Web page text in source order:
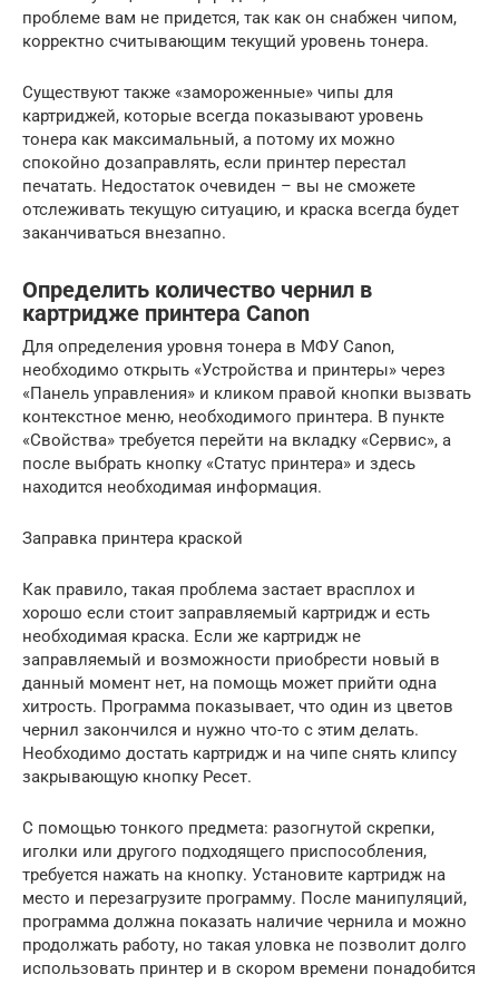
проблеме вам не придется, так как он снабжен чипом,
корректно считывающим текущий уровень тонера.
Существуют также «замороженные» чипы для
картриджей, которые всегда показывают уровень
тонера как максимальный, а потому их можно
спокойно дозаправлять, если принтер перестал
печатать. Недостаток очевиден – вы не сможете
отслеживать текущую ситуацию, и краска всегда будет
заканчиваться внезапно.
Определить количество чернил в
картридже принтера Canon
Для определения уровня тонера в МФУ Canon,
необходимо открыть «Устройства и принтеры» через
«Панель управления» и кликом правой кнопки вызвать
контекстное меню, необходимого принтера. В пункте
«Свойства» требуется перейти на вкладку «Сервис», а
после выбрать кнопку «Статус принтера» и здесь
находится необходимая информация.
Заправка принтера краской
Как правило, такая проблема застает врасплох и
хорошо если стоит заправляемый картридж и есть
необходимая краска. Если же картридж не
заправляемый и возможности приобрести новый в
данный момент нет, на помощь может прийти одна
хитрость. Программа показывает, что один из цветов
чернил закончился и нужно что-то с этим делать.
Необходимо достать картридж и на чипе снять клипсу
закрывающую кнопку Ресет.
С помощью тонкого предмета: разогнутой скрепки,
иголки или другого подходящего приспособления,
требуется нажать на кнопку. Установите картридж на
место и перезагрузите программу. После манипуляций,
программа должна показать наличие чернила и можно
продолжать работу, но такая уловка не позволит долго
использовать принтер и в скором времени понадобится